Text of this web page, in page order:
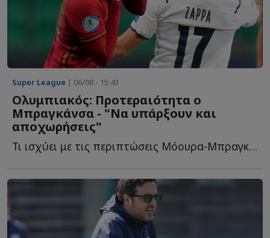
Super League | 06/08 - 15:43
Ολυμπιακός: Προτεραιότητα ο
Μπραγκάνσα - "Να υπάρξουν και
αποχωρήσεις"
Τι ισχύει με τις περιπτώσεις Μόουρα-Μπραγκάνσα, αποχωρήσεις κ...